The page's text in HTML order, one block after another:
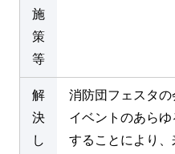
施
策
等
解
決
し
消防団フェスタの
イベントのあら
することにより